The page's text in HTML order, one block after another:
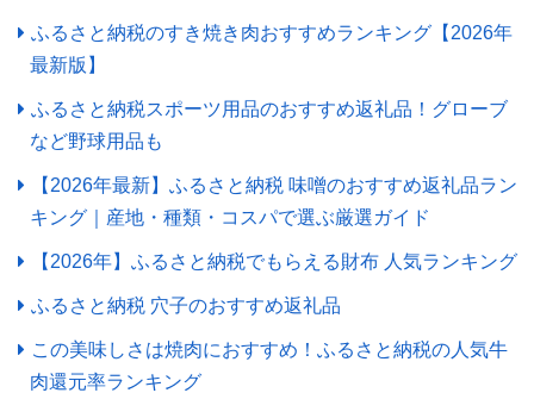
ふるさと納税のすき焼き肉おすすめランキング【2026年
最新版】
ふるさと納税スポーツ用品のおすすめ返礼品！グローブ
など野球用品も
【2026年最新】ふるさと納税 味噌のおすすめ返礼品ラン
キング｜産地・種類・コスパで選ぶ厳選ガイド
【2026年】ふるさと納税でもらえる財布 人気ランキング
ふるさと納税 穴子のおすすめ返礼品
この美味しさは焼肉におすすめ！ふるさと納税の人気牛
肉還元率ランキング